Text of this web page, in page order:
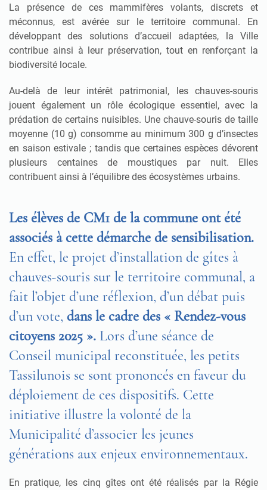
La présence de ces mammifères volants, discrets et
méconnus, est avérée sur le territoire communal. En
développant des solutions d’accueil adaptées, la Ville
contribue ainsi à leur préservation, tout en renforçant la
biodiversité locale.
Au-delà de leur intérêt patrimonial, les chauves-souris
jouent également un rôle écologique essentiel, avec la
prédation de certains nuisibles. Une chauve-souris de taille
moyenne (10 g) consomme au minimum 300 g d’insectes
en saison estivale ; tandis que certaines espèces dévorent
plusieurs centaines de moustiques par nuit. Elles
contribuent ainsi à l’équilibre des écosystèmes urbains.
Les élèves de CM1 de la commune ont été
associés à cette démarche de sensibilisation.
En effet, le projet d’installation de gîtes à
chauves-souris sur le territoire communal, a
fait l’objet d’une réflexion, d’un débat puis
d’un vote, dans le cadre des « Rendez-vous
citoyens 2025 ». Lors d’une séance de
Conseil municipal reconstituée, les petits
Tassilunois se sont prononcés en faveur du
déploiement de ces dispositifs. Cette
initiative illustre la volonté de la
Municipalité d’associer les jeunes
générations aux enjeux environnementaux.
En pratique, les cinq gîtes ont été réalisés par la Régie